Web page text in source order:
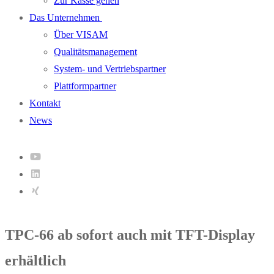
Das Unternehmen
Über VISAM
Qualitätsmanagement
System- und Vertriebspartner
Plattformpartner
Kontakt
News
TPC-66 ab sofort auch mit TFT-Display
erhältlich